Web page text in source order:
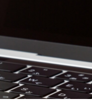
Miraizu
ステージ